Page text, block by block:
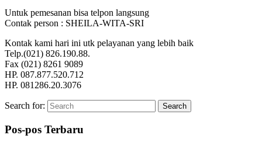
Untuk pemesanan bisa telpon langsung
Contak person : SHEILA-WITA-SRI
Kontak kami hari ini utk pelayanan yang lebih baik
Telp.(021) 826.190.88.
Fax (021) 8261 9089
HP. 087.877.520.712
HP. 081286.20.3076
Search for: Search
Pos-pos Terbaru